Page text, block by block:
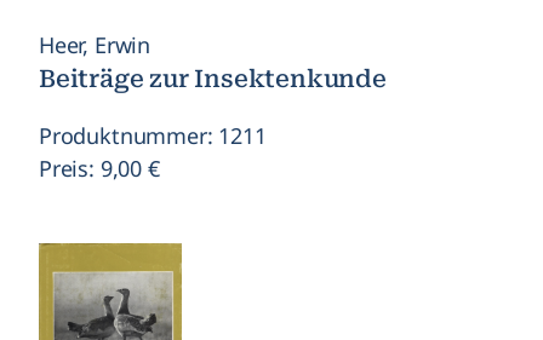
Heer, Erwin
Beiträge zur Insektenkunde
Produktnummer: 1211
Preis: 9,00 €